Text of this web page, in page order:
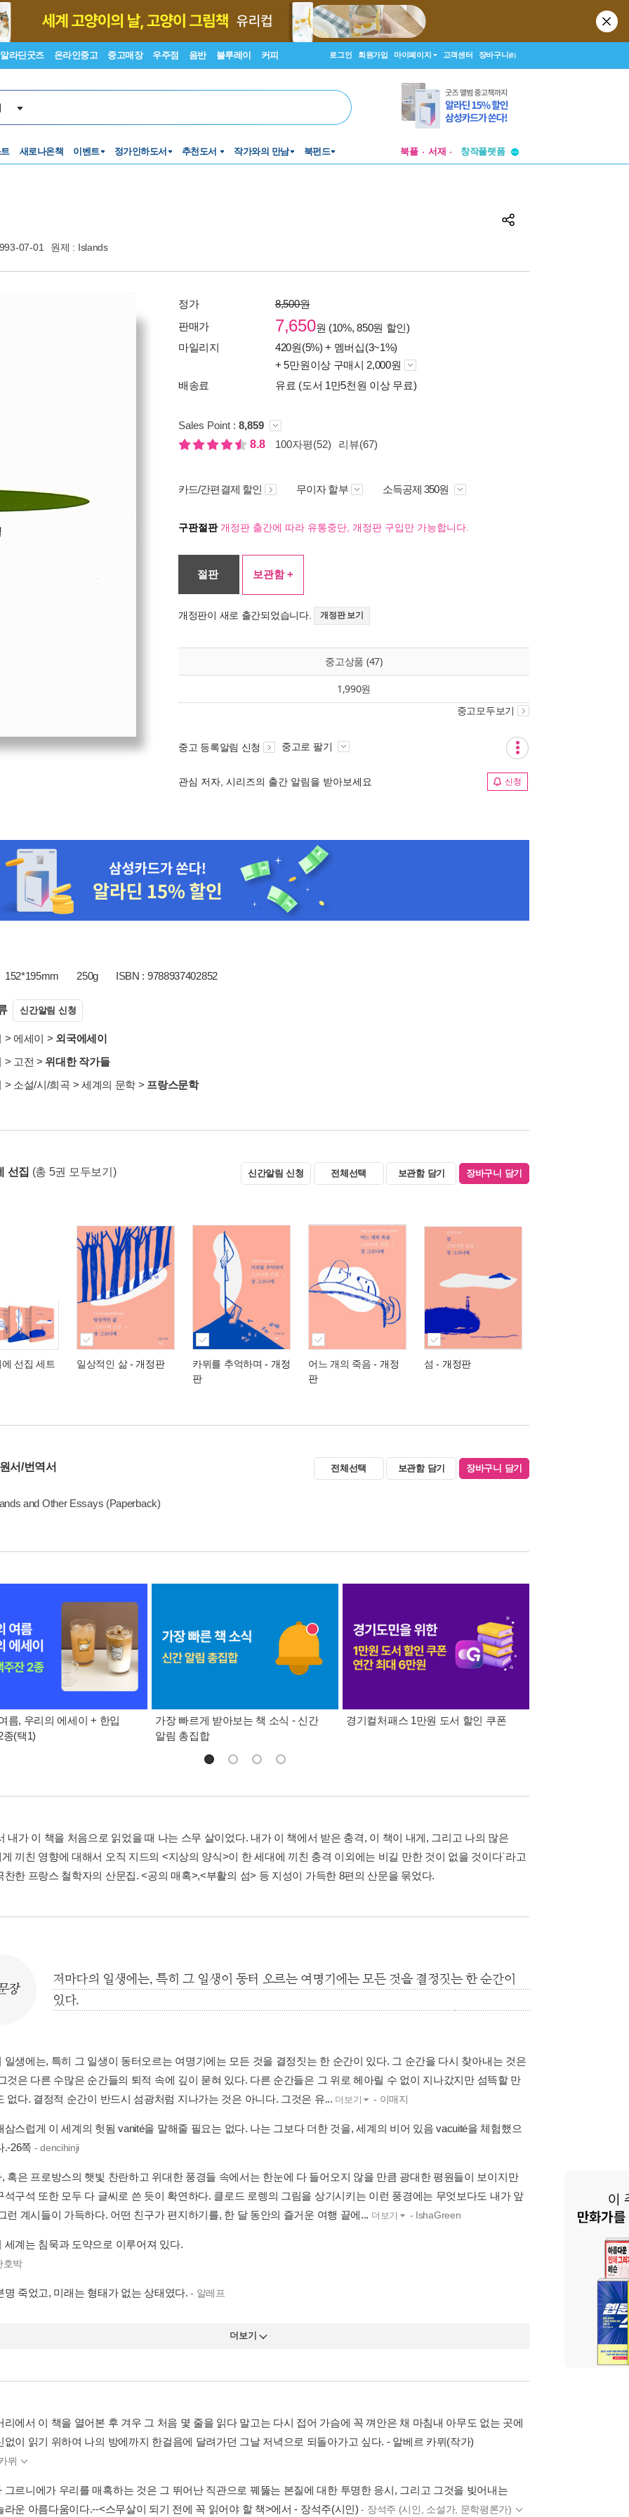
알라딘굿즈 온라인중고 중고매장 우주점 음반 블루레이 커피 로그인 회원가입 마이페이지 고객센터 장바구니(0)
새로나온책 이벤트 정가인하도서 추천도서 작가와의 만남 북펀드 북플 서재
창작플랫폼
07-01 원제 : Islands
정가
8,500원
판매가
7,650원 (10%, 850원 할인)
마일리지
420원(5%) + 멤버십(3~1%)
+ 5만원이상 구매시 2,000원
배송료
유료 (도서 1만5천원 이상 무료)
Sales Point : 8,859
8.8
100자평(52) 리뷰(67)
카드/간편결제 할인 무이자 할부 소득공제 350원
구판절판개정판 출간에 따라 유통중단, 개정판 구입만 가능합니다.
절판 보관함 +
개정판이 새로 출간되었습니다. 개정판 보기
중고상품 (47)
1,990원
중고모두보기
중고 등록알림 신청 중고로 팔기
관심 저자, 시리즈의 출간 알림을 받아보세요 신청
152*195mm 250g ISBN : 9788937402852
신간알림 신청
> 에세이 > 외국에세이
> 고전 > 위대한 작가들
> 소설/시/희곡 > 세계의 문학 > 프랑스문학
선집 (총 5권 모두보기) 신간알림 신청 전체선택 보관함 담기 장바구니 담기
선집 세트 일상적인 삶- 개정판 카뮈를 추억하며 - 개정
판
어느 개의 죽음 - 개정
판
섬 - 개정판
서/번역서 전체선택 보관함 담기 장바구니 담기
and Other Essays (Paperback)
름, 우리의 에세이 + 한입
종(택1)
가장 빠르게 받아보는 책 소식 - 신간
알림 총집합
경기컬처패스 1만원 도서 할인 쿠폰
내가 이 책을 처음으로 읽었을 때 나는 스무 살이었다. 내가 이 책에서 받은 충격, 이 책이 내게, 그리고 나의 많은
끼친 영향에 대해서 오직 지드의 <지상의 양식>이 한 세대에 끼친 충격 이외에는 비길 만한 것이 없을 것이다`라고
찬한 프랑스 철학자의 산문집. <공의 매혹>,<부활의 섬> 등 지성이 가득한 8편의 산문을 묶었다.
장
저마다의 일생에는, 특히 그 일생이 동터 오르는 여명기에는 모든 것을 결정짓는 한 순간이
있다.
일생에는, 특히 그 일생이 동터오르는 여명기에는 모든 것을 결정짓는 한 순간이 있다. 그 순간을 다시 찾아내는 것은
것은 다른 수많은 순간들의 퇴적 속에 깊이 묻혀 있다. 다른 순간들은 그 위로 헤아릴 수 없이 지나갔지만 섬뜩할 만
없다. 결정적 순간이 반드시 섬광처럼 지나가는 것은 아니다. 그것은 유... 더보기 - 이매지
삼스럽게 이 세계의 헛됨 vanité을 말해줄 필요는 없다. 나는 그보다 더한 것을, 세계의 비어 있음 vacuité을 체험했으
.-26쪽 - dencihinji
혹은 프로방스의 햇빛 찬란하고 위대한 풍경들 속에서는 한눈에 다 들어오지 않을 만큼 광대한 평원들이 보이지만
석구석 또한 모두 다 글씨로 쓴 듯이 확연하다. 클로드 로렝의 그림을 상기시키는 이런 풍경에는 무엇보다도 내가 앞
런 계시들이 가득하다. 어떤 친구가 편지하기를, 한 달 동안의 즐거운 여행 끝에... 더보기 - IshaGreen
세계는 침묵과 도약으로 이루어져 있다.
호박
명 죽었고, 미래는 형태가 없는 상태였다.- 알레프
더보기
리에서 이 책을 열어본 후 겨우 그 처음 몇 줄을 읽다 말고는 다시 접어 가슴에 꼭 껴안은 채 마침내 아무도 없는 곳에
없이 읽기 위하여 나의 방에까지 한걸음에 달려가던 그날 저녁으로 되돌아가고 싶다. - 알베르 카뮈(작가)
뮈
그르니에가 우리를 매혹하는 것은 그 뛰어난 직관으로 꿰뚫는 본질에 대한 투명한 응시, 그리고 그것을 빚어내는
라운 아름다움이다.--<스무살이 되기 전에 꼭 읽어야 할 책>에서 - 장석주(시인)- 장석주 (시인, 소설가, 문학평론가)